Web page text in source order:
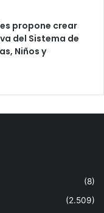
propone crear
del Sistema de
Niños y
(8)
(2.509)